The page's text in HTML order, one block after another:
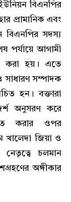
বিএনপির
প্রামানিক এবং
বিএনপির সদস্য
পর্যায়ে আগামী
করা হয়। এতে
সম্পাদক
হন। বক্তারা
অনুসরণ করে
করার ওপর
খালেদা জিয়া ও
নেতৃত্বে চলমান
অঙ্গীকার